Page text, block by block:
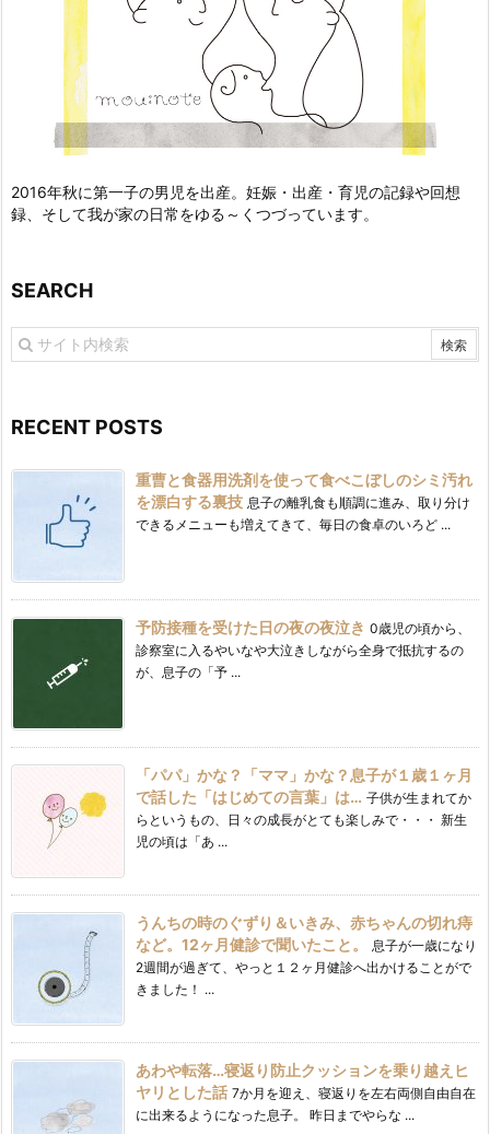
2016年秋に第一子の男児を出産。妊娠・出産・育児の記録や回想
録、そして我が家の日常をゆる～くつづっています。
SEARCH
RECENT POSTS
重曹と食器用洗剤を使って食べこぼしのシミ汚れ
を漂白する裏技 息子の離乳食も順調に進み、取り分け
できるメニューも増えてきて、毎日の食卓のいろど ...
予防接種を受けた日の夜の夜泣き 0歳児の頃から、
診察室に入るやいなや大泣きしながら全身で抵抗するの
が、息子の「予 ...
「パパ」かな？「ママ」かな？息子が１歳１ヶ月
で話した「はじめての言葉」は… 子供が生まれてか
らというもの、日々の成長がとても楽しみで・・・ 新生
児の頃は「あ ...
うんちの時のぐずり＆いきみ、赤ちゃんの切れ痔
など。12ヶ月健診で聞いたこと。
息子が一歳になり
2週間が過ぎて、やっと１２ヶ月健診へ出かけることがで
きました！ ...
あわや転落…寝返り防止クッションを乗り越えヒ
ヤリとした話 7か月を迎え、寝返りを左右両側自由自在
に出来るようになった息子。 昨日までやらな ...